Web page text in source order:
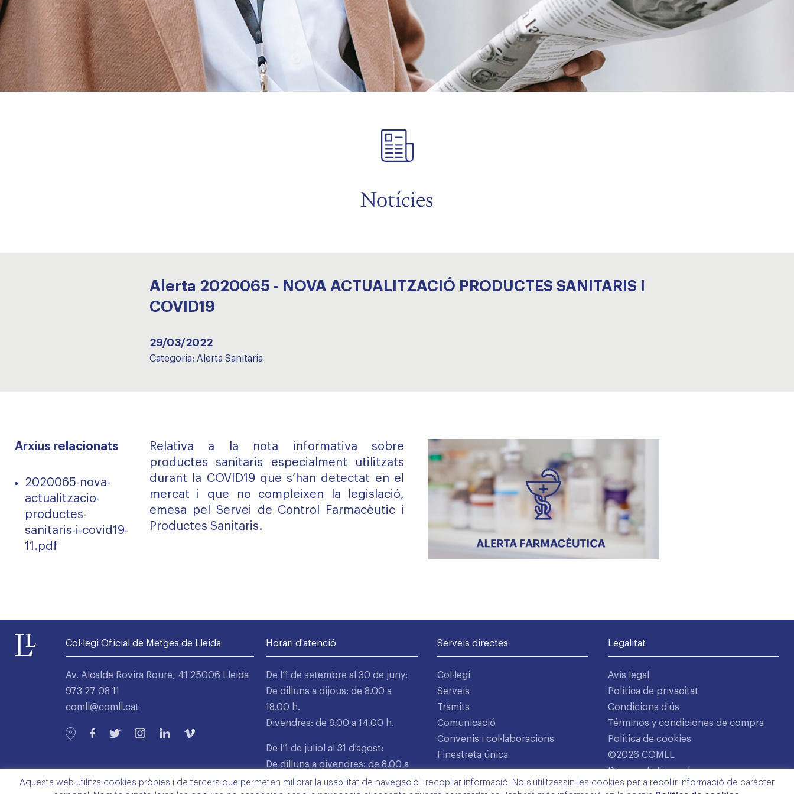
Notícies
Alerta 2020065 - NOVA ACTUALITZACIÓ PRODUCTES SANITARIS I
COVID19
29/03/2022
Categoria: Alerta Sanitaria
Arxius relacionats
2020065-nova-
actualitzacio-
productes-
sanitaris-i-covid19-
11.pdf
Relativa a la nota informativa sobre
productes sanitaris especialment utilitzats
durant la COVID19 que s’han detectat en el
mercat i que no compleixen la legislació,
emesa pel Servei de Control Farmacèutic i
Productes Sanitaris.
Col·legi Oficial de Metges de Lleida
Av. Alcalde Rovira Roure, 41 25006 Lleida
973 27 08 11
comll@comll.cat
Horari d'atenció
De l’1 de setembre al 30 de juny:
De dilluns a dijous: de 8.00 a
18.00 h.
Divendres: de 9.00 a 14.00 h.
De l’1 de juliol al 31 d’agost:
De dilluns a divendres: de 8.00 a
15.00 h.
Serveis directes
Col·legi
Serveis
Tràmits
Comunicació
Convenis i col·laboracions
Finestreta única
Legalitat
Avís legal
Política de privacitat
Condicions d'ús
Términos y condiciones de compra
Política de cookies
©2026 COMLL
Disseny: Latipo.cat
Aquesta web utilitza cookies pròpies i de tercers que permeten millorar la usabilitat de navegació i recopilar informació. No s'utilitzessin les cookies per a recollir informació de caràcter